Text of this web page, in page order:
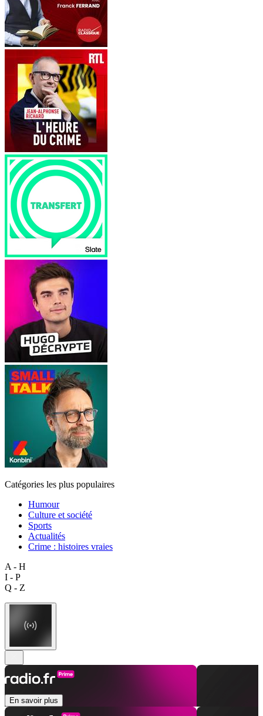
Catégories les plus populaires
Humour
Culture et société
Sports
Actualités
Crime : histoires vraies
A - H
I - P
Q - Z
En savoir plus